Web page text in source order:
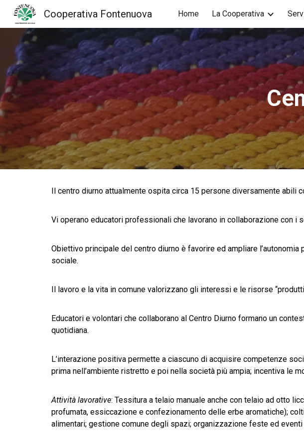
Skip to main content
Cooperativa Fontenuova Home La Cooperativa
Il centro diurno attualmente ospita circa 15 persone diversamente abili
Vi operano educatori professionali che lavorano in collaborazione con
Obiettivo principale del centro diurno è favorire ed ampliare
sociale.
Il lavoro e la vita in comune valorizzano gli interessi e le risorse
Educatori e volontari che collaborano al Centro Diurno formano un
quotidiana.
L’interazione positiva permette a ciascuno di acquisire competenze
prima nell’ambiente ristretto e poi nella società più ampia; incentiva le
Attività lavorative: Tessitura a telaio manuale anche con telaio ad otto
profumata, essiccazione e confezionamento delle erbe aromatiche);
alimentari; gestione comune degli spazi; organizzazione feste ed